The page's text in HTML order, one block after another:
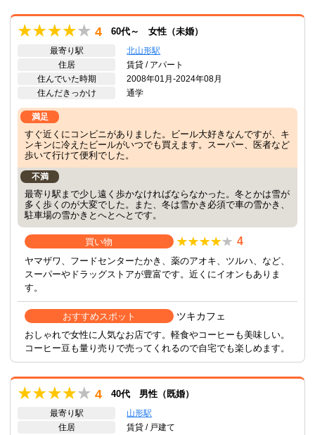
4 60代～ 女性（未婚）
最寄り駅
北山形駅
住居
賃貸 / アパート
住んでいた時期
2008年01月-2024年08月
住んだきっかけ
通学
満足
すぐ近くにコンビニがありました。ビール大好きなんですが、キ
ンキンに冷えたビールがいつでも買えます。スーパー、医者など
歩いて行けて便利でした。
不満
最寄り駅まで少し遠く歩かなければならなかった。冬とかは雪が
多く歩くのが大変でした。また、冬は雪かき必須で車の雪かき、
駐車場の雪かきとへとへとです。
買い物 4
ヤマザワ、フードセンターたかき、薬のアオキ、ツルハ、など、
スーパーやドラッグストアが豊富です。近くにイオンもありま
す。
おすすめスポット ツキカフェ
おしゃれで女性に人気なお店です。軽食やコーヒーも美味しい。
コーヒー豆も量り売りで売ってくれるので自宅でも楽しめます。
4 40代 男性（既婚）
最寄り駅
山形駅
住居
賃貸 / 戸建て